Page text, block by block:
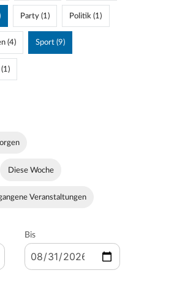
Party (1) Politik (1)
(4) Sport (9)
Diese Woche
Veranstaltungen
Bis